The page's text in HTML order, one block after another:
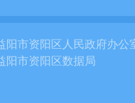
阳市资阳区人民政府办公
阳市资阳区数据局